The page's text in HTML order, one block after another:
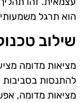
הוא תרגל
שילוב
מציאות מדומה
להתנסות
מציאות מדומה,